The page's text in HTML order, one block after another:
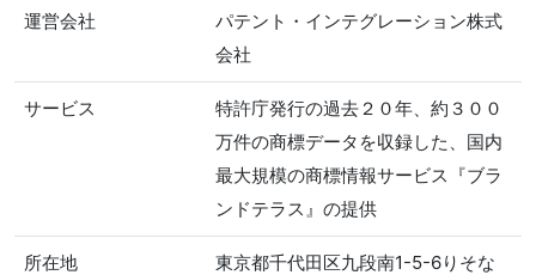
運営会社
パテント・インテグレーション株式
会社
サービス
特許庁発行の過去２０年、約３００
万件の商標データを収録した、国内
最大規模の商標情報サービス『ブラ
ンドテラス』の提供
所在地
東京都千代田区九段南1-5-6りそな